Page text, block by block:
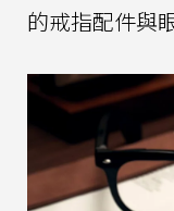
的戒指配件與